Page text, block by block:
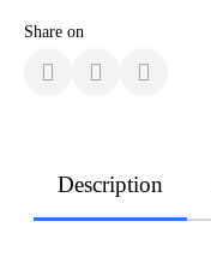
Share on
Description